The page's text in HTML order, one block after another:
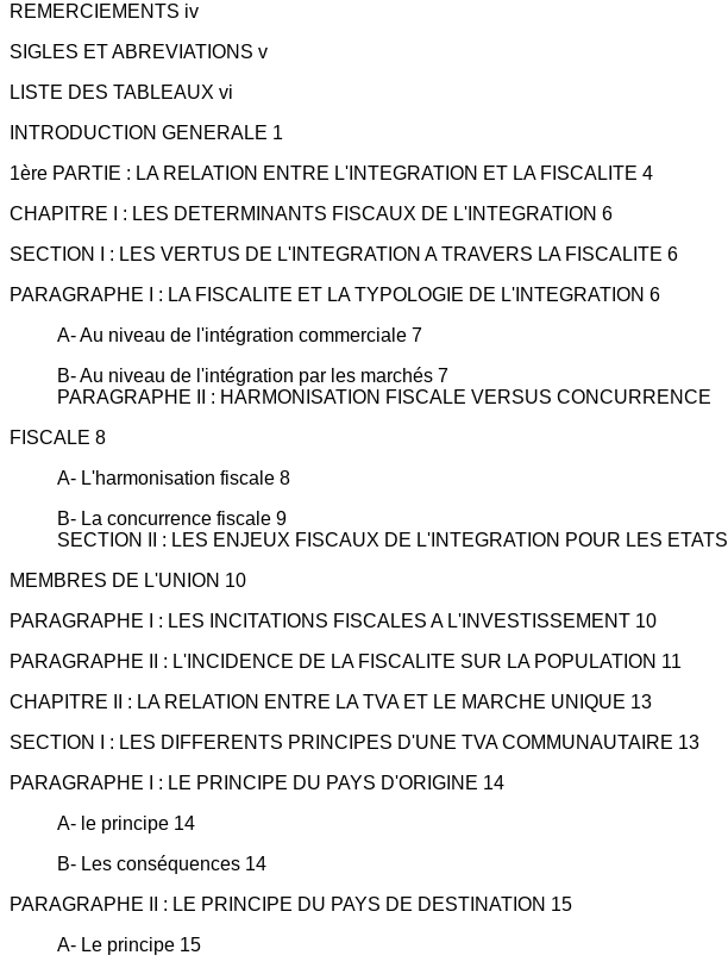
REMERCIEMENTS iv
SIGLES ET ABREVIATIONS v
LISTE DES TABLEAUX vi
INTRODUCTION GENERALE 1
1ère PARTIE : LA RELATION ENTRE L'INTEGRATION ET LA FISCALITE 4
CHAPITRE I : LES DETERMINANTS FISCAUX DE L'INTEGRATION 6
SECTION I : LES VERTUS DE L'INTEGRATION A TRAVERS LA FISCALITE 6
PARAGRAPHE I : LA FISCALITE ET LA TYPOLOGIE DE L'INTEGRATION 6
A- Au niveau de l'intégration commerciale 7
B- Au niveau de l'intégration par les marchés 7
PARAGRAPHE II : HARMONISATION FISCALE VERSUS CONCURRENCE
FISCALE 8
A- L'harmonisation fiscale 8
B- La concurrence fiscale 9
SECTION II : LES ENJEUX FISCAUX DE L'INTEGRATION POUR LES ETATS
MEMBRES DE L'UNION 10
PARAGRAPHE I : LES INCITATIONS FISCALES A L'INVESTISSEMENT 10
PARAGRAPHE II : L'INCIDENCE DE LA FISCALITE SUR LA POPULATION 11
CHAPITRE II : LA RELATION ENTRE LA TVA ET LE MARCHE UNIQUE 13
SECTION I : LES DIFFERENTS PRINCIPES D'UNE TVA COMMUNAUTAIRE 13
PARAGRAPHE I : LE PRINCIPE DU PAYS D'ORIGINE 14
A- le principe 14
B- Les conséquences 14
PARAGRAPHE II : LE PRINCIPE DU PAYS DE DESTINATION 15
A- Le principe 15